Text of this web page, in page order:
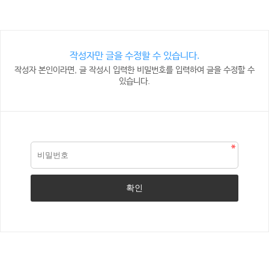
작성자만 글을 수정할 수 있습니다.
작성자 본인이라면, 글 작성시 입력한 비밀번호를 입력하여 글을 수정할 수
있습니다.